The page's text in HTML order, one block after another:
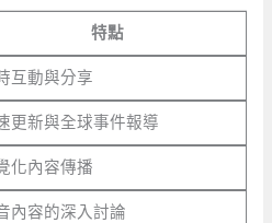
特點
互動與分享
更新與全球事件報導
化內容傳播
內容的深入討論